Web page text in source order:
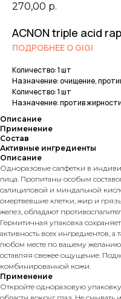
270,00 р.
ACNON triple acid
ПОДРОБНЕЕ О GIGI
Количество: 1 шт
Назначение: очищение,
Количество: 1 шт
Назначение: против жирности
Описание
Применение
Состав
Активные ингредиенты
Описание
Одноразовые салфетки в
лица. Пропитаны особым
салициловой и миндальной
омертвевшие клетки, жир и
желез, обладают
Гермитичная упаковка
активность всех ингредиентов,
любом месте по вашему
оставляя свежее ощущение.
комбинированной кожи.
Применение
Откройте одноразовую